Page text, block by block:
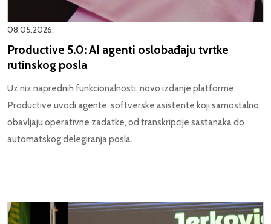
08.05.2026.
Productive 5.0: AI agenti oslobađaju tvrtke
rutinskog posla
Uz niz naprednih funkcionalnosti, novo izdanje platforme
Productive uvodi agente: softverske asistente koji samostalno
obavljaju operativne zadatke, od transkripcije sastanaka do
automatskog delegiranja posla.